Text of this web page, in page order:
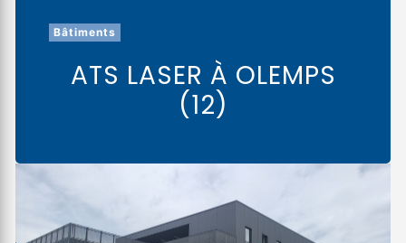
Bâtiments
ATS LASER À OLEMPS
(12)